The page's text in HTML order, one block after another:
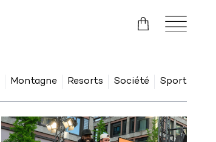
Montagne Resorts Société Sport